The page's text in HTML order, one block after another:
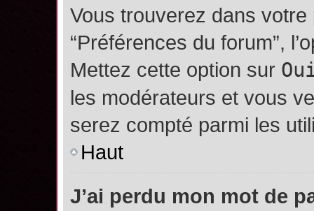
Vous trouverez dans votre
“Préférences du forum”,
Mettez cette option sur
les modérateurs et vous
serez compté parmi les
Haut
J’ai perdu mon mot de